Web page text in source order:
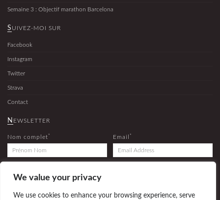
We value your privacy
We use cookies to enhance your browsing experience, serve
Semaine 3 : Objectif marathon Barcelona
SUIVEZ-MOI SUR
Facebook
Instagram
Twitter
Strava
Contact
NEWSLETTER
Nom complet * Email *
Inscrivez-vous à la newsletter pour recevoir les derniers articles et les dernières news du blog